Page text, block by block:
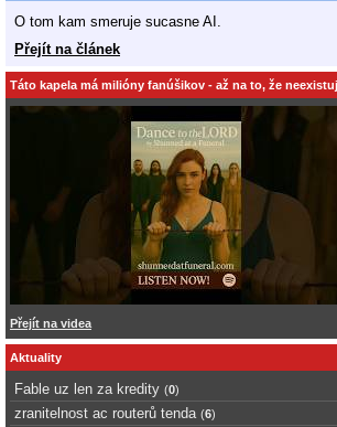
O tom kam smeruje sucasne AI.
Přejít na článek
Táto kapela má milióny fanúšikov - až na to, že
Přejít na videa
Aktuality
Fable uz len za kredity (0)
zranitelnost ac routerů tenda (6)